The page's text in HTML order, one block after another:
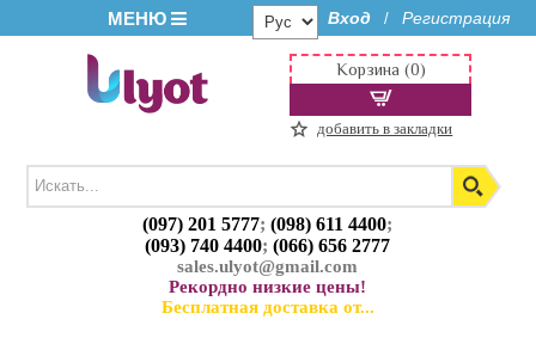
МЕНЮ Вход / Регистрация
(097) 201 5777;(098) 611 4400;
(093) 740 4400;(066) 656 2777
sales.ulyot@gmail.com
Рекордно низкие цены!
Бесплатная доставка от...
Корзина (0)
добавить в закладки